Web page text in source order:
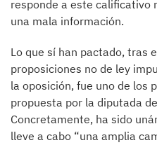
responde a este calificativo
una mala información.
Lo que sí han pactado, tras
proposiciones no de ley
la oposición, fue uno de los
propuesta por la diputada
Concretamente, ha sido
lleve a cabo “una amplia